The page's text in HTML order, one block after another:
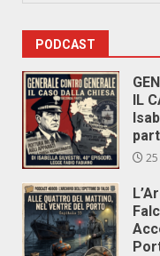
PODCAST
IL